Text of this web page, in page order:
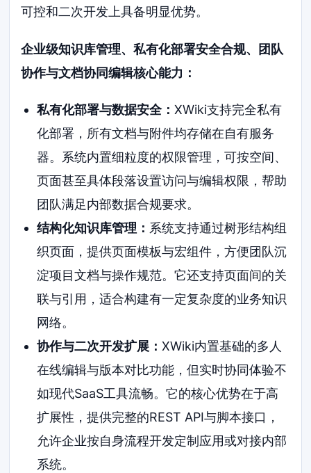
可控和二次开发上具备明显优势。
企业级知识库管理、私有化部署安全合规、团队
协作与文档协同编辑核心能力：
私有化部署与数据安全： XWiki支持完全私有
化部署，所有文档与附件均存储在自有服务
器。系统内置细粒度的权限管理，可按空间、
页面甚至具体段落设置访问与编辑权限，帮助
团队满足内部数据合规要求。
结构化知识库管理： 系统支持通过树形结构组
织页面，提供页面模板与宏组件，方便团队沉
淀项目文档与操作规范。它还支持页面间的关
联与引用，适合构建有一定复杂度的业务知识
网络。
协作与二次开发扩展： XWiki内置基础的多人
在线编辑与版本对比功能，但实时协同体验不
如现代SaaS工具流畅。它的核心优势在于高
扩展性，提供完整的REST API与脚本接口，
允许企业按自身流程开发定制应用或对接内部
系统。